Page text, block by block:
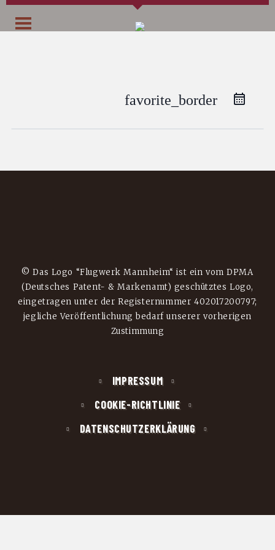
favorite_border
© Das Logo “Flugwerk Mannheim“ ist ein vom DPMA
(Deutsches Patent- & Markenamt) geschütztes Logo,
eingetragen unter der Registernummer 402017200797;
jegliche Veröffentlichung bedarf unserer vorherigen
Zustimmung
IMPRESSUM
COOKIE-RICHTLINIE
DATENSCHUTZERKLÄRUNG